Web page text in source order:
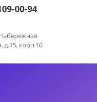
00-94
д.15, корп.10